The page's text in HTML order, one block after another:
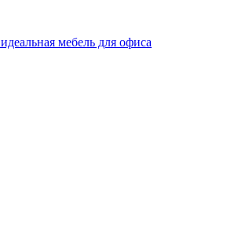
мебель для офиса